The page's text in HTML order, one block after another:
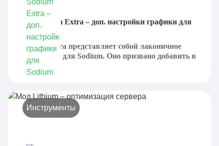
Мод Sodium Extra – доп. настройки графики для
Sodium
Sodium Extra представляет собой лаконичное
дополнение для Sodium. Оно призвано добавить в
игру...
Инструменты